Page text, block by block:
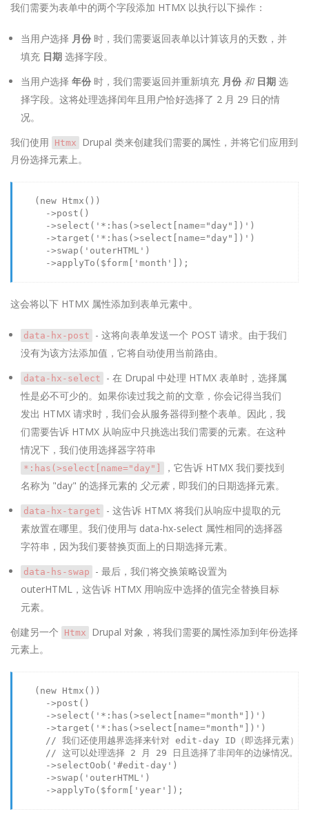
我们需要为表单中的两个字段添加 HTMX 以执行以下操作：
当用户选择 月份 时，我们需要返回表单以计算该月的天数，并
填充 日期 选择字段。
当用户选择 年份 时，我们需要返回并重新填充 月份 和 日期 选
择字段。这将处理选择闰年且用户恰好选择了 2 月 29 日的情
况。
我们使用
Htmx
Drupal 类来创建我们需要的属性，并将它们应用到
月份选择元素上。
    (
new Htmx ())
      ->
post ()
      ->
select ( '*:has(>select[name="day"])' )
      ->
target ( '*:has(>select[name="day"])' )
      ->
swap ( 'outerHTML' )
      ->
applyTo ( $form 'month' ]);
这会将以下 HTMX 属性添加到表单元素中。
data-hx-post
- 这将向表单发送一个 POST 请求。由于我们
没有为该方法添加值，它将自动使用当前路由。
data-hx-select
- 在 Drupal 中处理 HTMX 表单时，选择属
性是必不可少的。如果你读过我之前的文章，你会记得当我们
发出 HTMX 请求时，我们会从服务器得到整个表单。因此，我
们需要告诉 HTMX 从响应中只挑选出我们需要的元素。在这种
情况下，我们使用选择器字符串
*:has(>select[name="day"]
，它告诉 HTMX 我们要找到
名称为 "day" 的选择元素的 父元素，即我们的日期选择元素。
data-hx-target
- 这告诉 HTMX 将我们从响应中提取的元
素放置在哪里。我们使用与 data-hx-select 属性相同的选择器
字符串，因为我们要替换页面上的日期选择元素。
data-hs-swap
- 最后，我们将交换策略设置为
outerHTML，这告诉 HTMX 用响应中选择的值完全替换目标
元素。
创建另一个
Htmx
Drupal 对象，将我们需要的属性添加到年份选择
元素上。
    (
new Htmx ())
      ->
post ()
      ->
select ( '*:has(>select[name="month"])' )
      ->
target ( '*:has(>select[name="month"])' )
// 我们还使用越界选择来针对 edit-day ID（即选择元素），
// 这可以处理选择 2 月 29 日且选择了非闰年的边缘情况。
      ->
selectOob ( '#edit-day' )
      ->
swap ( 'outerHTML' )
      ->
applyTo ( $form 'year' ]);